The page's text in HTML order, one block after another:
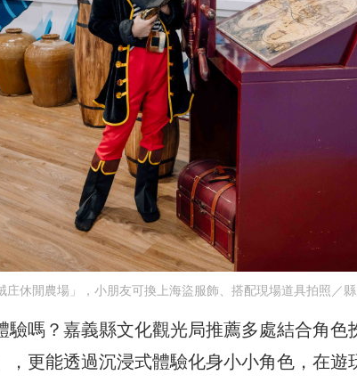
庄休閒農場」，小朋友可換上海盜服飾、搭配現場道具拍照／
驗嗎？嘉義縣文化觀光局推薦多處結合角色
，更能透過沉浸式體驗化身小小角色，在遊